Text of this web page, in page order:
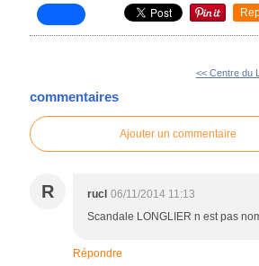
<< Centre du
commentaires
Ajouter un commentaire
R rucl 06/11/2014 11:13
Scandale LONGLIER n est pas
Répondre